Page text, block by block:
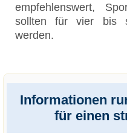
empfehlenswert,
sollten für vier bis
werden.
Informationen
für einen